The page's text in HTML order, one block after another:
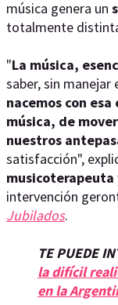
música genera un
totalmente
"La música,
saber, sin manejar
nacemos con
música, de
nuestros
satisfacción",
musicoterapeuta
intervención
Jubilados.
TE PUEDE
la difícil
en la